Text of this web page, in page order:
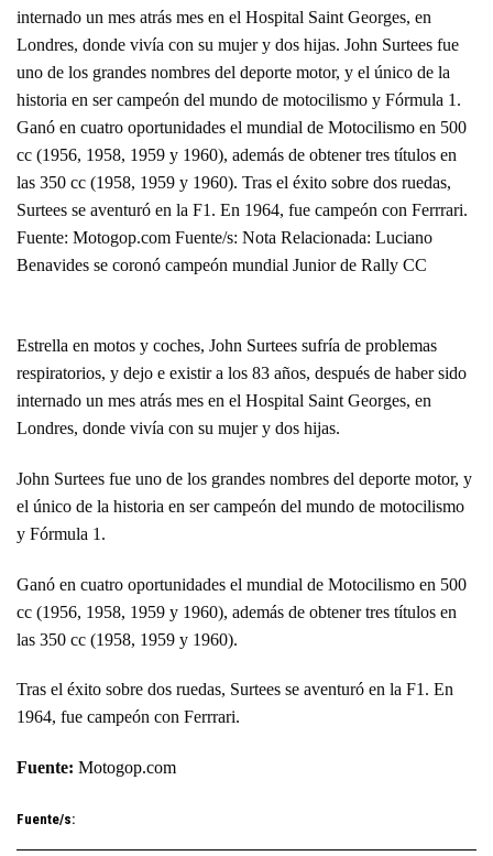
internado un mes atrás mes en el Hospital Saint Georges, en
Londres, donde vivía con su mujer y dos hijas. John Surtees fue
uno de los grandes nombres del deporte motor, y el único de la
historia en ser campeón del mundo de motocilismo y Fórmula 1.
Ganó en cuatro oportunidades el mundial de Motocilismo en 500
cc (1956, 1958, 1959 y 1960), además de obtener tres títulos en
las 350 cc (1958, 1959 y 1960). Tras el éxito sobre dos ruedas,
Surtees se aventuró en la F1. En 1964, fue campeón con Ferrrari.
Fuente: Motogop.com Fuente/s: Nota Relacionada: Luciano
Benavides se coronó campeón mundial Junior de Rally CC
Estrella en motos y coches, John Surtees sufría de problemas
respiratorios, y dejo e existir a los 83 años, después de haber sido
internado un mes atrás mes en el Hospital Saint Georges, en
Londres, donde vivía con su mujer y dos hijas.
John Surtees fue uno de los grandes nombres del deporte motor, y
el único de la historia en ser campeón del mundo de motocilismo
y Fórmula 1.
Ganó en cuatro oportunidades el mundial de Motocilismo en 500
cc (1956, 1958, 1959 y 1960), además de obtener tres títulos en
las 350 cc (1958, 1959 y 1960).
Tras el éxito sobre dos ruedas, Surtees se aventuró en la F1. En
1964, fue campeón con Ferrrari.
Fuente: Motogop.com
Fuente/s: